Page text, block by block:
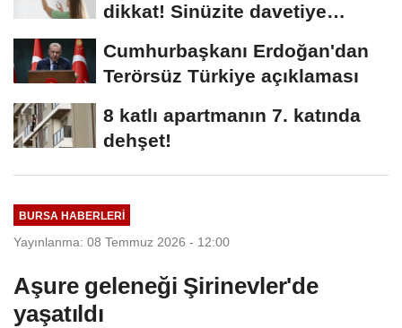
dikkat! Sinüzite davetiye
Cumhurbaşkanı Erdoğan'dan
Terörsüz Türkiye açıklaması
8 katlı apartmanın 7. katında
dehşet!
BURSA HABERLERI
Yayınlanma: 08 Temmuz 2026 - 12:00
Aşure geleneği Şirinevler'de
yaşatıldı